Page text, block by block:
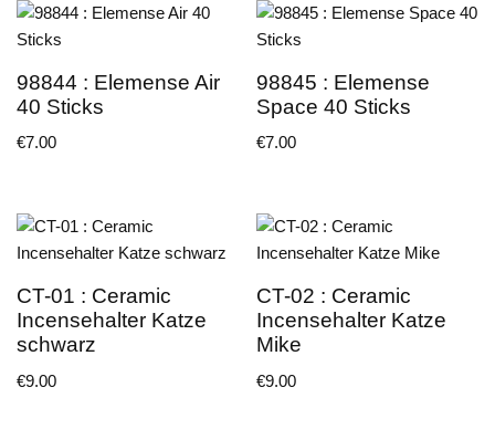
98844 : Elemense Air
40 Sticks
€7.00
98845 : Elemense
Space 40 Sticks
€7.00
CT-01 : Ceramic
Incensehalter Katze
schwarz
€9.00
CT-02 : Ceramic
Incensehalter Katze
Mike
€9.00